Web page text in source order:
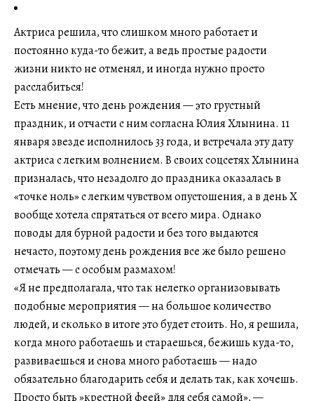
Актриса решила, что слишком много работает и
постоянно куда-то бежит, а ведь простые радости
жизни никто не отменял, и иногда нужно просто
расслабиться!
Есть мнение, что день рождения — это грустный
праздник, и отчасти с ним согласна Юлия Хлынина. 11
января звезде исполнилось 33 года, и встречала эту дату
актриса с легким волнением. В своих соцсетях Хлынина
призналась, что незадолго до праздника оказалась в
«точке ноль» с легким чувством опустошения, а в день X
вообще хотела спрятаться от всего мира. Однако
поводы для бурной радости и без того выдаются
нечасто, поэтому день рождения все же было решено
отмечать — с особым размахом!
«Я не предполагала, что так нелегко организовывать
подобные мероприятия — на большое количество
людей, и сколько в итоге это будет стоить. Но, я решила,
когда много работаешь и стараешься, бежишь куда-то,
развиваешься и снова много работаешь — надо
обязательно благодарить себя и делать так, как хочешь.
Просто быть »крестной феей» для себя самой», —